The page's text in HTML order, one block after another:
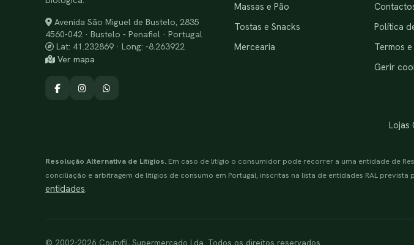
Avenida São Miguel de Bustelo, 2835
4560-042 · Bustelo - Penafiel · Portugal
Lat: 41.232869 · Long: -8.263922
Ver mapa
Massas e Pão
Tostas e Snacks
Mercearia
Política
Termos
Gerir
Lojas
Resolução Alternativa de Litígios. Em caso de litígio o consumidor pode recorrer a uma entidade de
conciliação e arbitragem de litígios de consumo em Portugal, inscritas na lista de entidades RAL prevista
entidades.
© 2002-2026 Coutyfil, Supermercado Lda. Todos os direitos reservados.